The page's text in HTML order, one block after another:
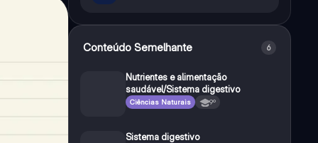
Conteúdo Semelhante 6
Nutrientes e alimentação
saudável/Sistema digestivo
Ciências Naturais 9º
Sistema digestivo